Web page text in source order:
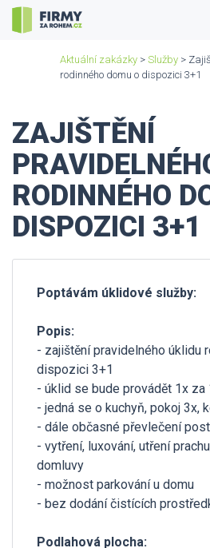
Aktuální zakázky > Služby >
rodinného domu o dispozici 3+1
ZAJIŠTĚNÍ
RODINNÉHO
DISPOZICI 3+1
Poptávám úklidové služby:
Popis:
- zajištění pravidelného úklidu
dispozici 3+1
- úklid se bude provádět 1x za
- jedná se o kuchyň, pokoj 3x,
- dále občasné převlečení
- vytření, luxování, utření
domluvy
- možnost parkování u domu
- bez dodání čistících
Podlahová plocha: